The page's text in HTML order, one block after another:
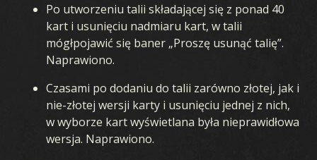
Po utworzeniu talii składającej się z ponad 40
kart i usunięciu nadmiaru kart, w talii
mógłpojawić się baner „Proszę usunąć talię”.
Naprawiono.
Czasami po dodaniu do talii zarówno złotej, jak i
nie-złotej wersji karty i usunięciu jednej z nich,
w wyborze kart wyświetlana była nieprawidłowa
wersja. Naprawiono.